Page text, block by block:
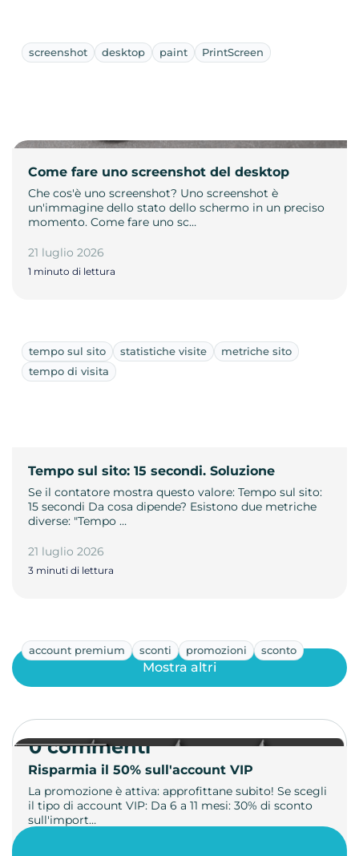
screenshot desktop paint PrintScreen
Come fare uno screenshot del desktop
Che cos'è uno screenshot? Uno screenshot è
un'immagine dello stato dello schermo in un preciso
momento. Come fare uno sc…
21 luglio 2026
1 minuto di lettura
tempo sul sito statistiche visite
metriche sito
tempo di visita
Tempo sul sito: 15 secondi. Soluzione
Se il contatore mostra questo valore: Tempo sul sito:
15 secondi Da cosa dipende? Esistono due metriche
diverse: "Tempo …
21 luglio 2026
3 minuti di lettura
account premium sconti promozioni sconto
Risparmia il 50% sull'account VIP
La promozione è attiva: approfittane subito! Se scegli
il tipo di account VIP: Da 6 a 11 mesi: 30% di sconto
sull'import…
Mostra altri
0 commenti